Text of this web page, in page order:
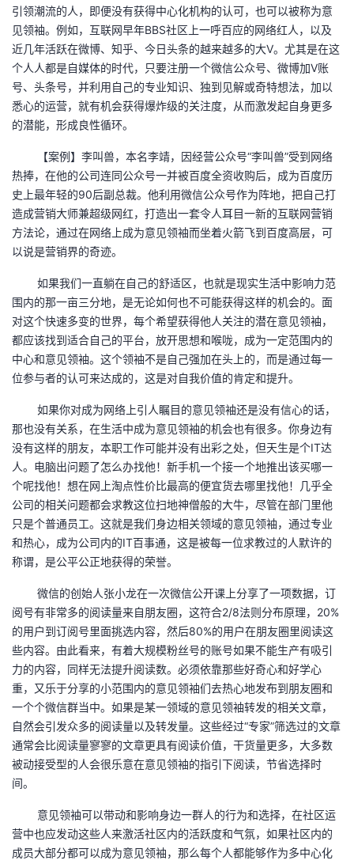
引领潮流的人，即便没有获得中心化机构的认可，也可以被称为意
见领袖。例如，互联网早年BBS社区上一呼百应的网络红人，以及
近几年活跃在微博、知乎、今日头条的越来越多的大V。尤其是在这
个人人都是自媒体的时代，只要注册一个微信公众号、微博加V账
号、头条号，并利用自己的专业知识、独到见解或奇特想法，加以
悉心的运营，就有机会获得爆炸级的关注度，从而激发起自身更多
的潜能，形成良性循环。
【案例】李叫兽，本名李靖，因经营公众号“李叫兽”受到网络
热捧，在他的公司连同公众号一并被百度全资收购后，成为百度历
史上最年轻的90后副总裁。他利用微信公众号作为阵地，把自己打
造成营销大师兼超级网红，打造出一套令人耳目一新的互联网营销
方法论，通过在网络上成为意见领袖而坐着火箭飞到百度高层，可
以说是营销界的奇迹。
如果我们一直躺在自己的舒适区，也就是现实生活中影响力范
围内的那一亩三分地，是无论如何也不可能获得这样的机会的。面
对这个快速多变的世界，每个希望获得他人关注的潜在意见领袖，
都应该找到适合自己的平台，放开思想和喉咙，成为一定范围内的
中心和意见领袖。这个领袖不是自己强加在头上的，而是通过每一
位参与者的认可来达成的，这是对自我价值的肯定和提升。
如果你对成为网络上引人瞩目的意见领袖还是没有信心的话，
那也没有关系，在生活中成为意见领袖的机会也有很多。你身边有
没有这样的朋友，本职工作可能并没有出彩之处，但天生是个IT达
人。电脑出问题了怎么办找他！新手机一个接一个地推出该买哪一
个呢找他！想在网上淘点性价比最高的便宜货去哪里找他！几乎全
公司的相关问题都会求教这位扫地神僧般的大牛，尽管在部门里他
只是个普通员工。这就是我们身边相关领域的意见领袖，通过专业
和热心，成为公司内的IT百事通，这是被每一位求教过的人默许的
称谓，是公平公正地获得的荣誉。
微信的创始人张小龙在一次微信公开课上分享了一项数据，订
阅号有非常多的阅读量来自朋友圈，这符合2/8法则分布原理，20%
的用户到订阅号里面挑选内容，然后80%的用户在朋友圈里阅读这
些内容。由此看来，有着大规模粉丝号的账号如果不能生产有吸引
力的内容，同样无法提升阅读数。必须依靠那些好奇心和好学心
重，又乐于分享的小范围内的意见领袖们去热心地发布到朋友圈和
一个个微信群当中。如果是某一领域的意见领袖转发的相关文章，
自然会引发众多的阅读量以及转发量。这些经过“专家”筛选过的文章
通常会比阅读量寥寥的文章更具有阅读价值，干货量更多，大多数
被动接受型的人会很乐意在意见领袖的指引下阅读，节省选择时
间。
意见领袖可以带动和影响身边一群人的行为和选择，在社区运
营中也应发动这些人来激活社区内的活跃度和气氛，如果社区内的
成员大部分都可以成为意见领袖，那么每个人都能够作为多中心化